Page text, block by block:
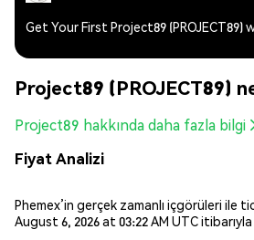
Get Your First Project89 (PROJECT89)
Project89 (PROJECT89)
Project89 hakkında daha fazla bilgi
Fiyat Analizi
Phemex’in gerçek zamanlı içgörüleri ile
August 6, 2026 at 03:22 AM UTC